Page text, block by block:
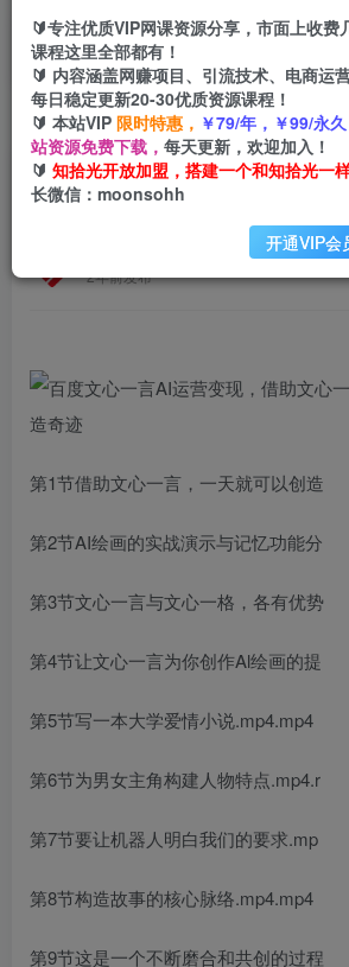
首页 创业课程 会员免费 正文
百度文心一言AI运营变现，借助
可以创造奇迹
2年前发布
第1节借助文心一言，一天就可以创造
第2节AI绘画的实战演示与记忆功能分
第3节文心一言与文心一格，各有优势
第4节让文心一言为你创作Al绘画的提
第5节写一本大学爱情小说.mp4.mp4
第6节为男女主角构建人物特点.mp4.r
第7节要让机器人明白我们的要求.mp
第8节构造故事的核心脉络.mp4.mp4
第9节这是一个不断磨合和共创的过程
🔰专注优质VIP网课资源分享，市面上收费
课程这里全部都有！
🔰 内容涵盖网赚项目、引流技术、电商运
每日稳定更新20-30优质资源课程！
🔰 本站VIP 限时特惠， ￥79/年，￥99/永
站资源免费下载， 每天更新，欢迎加入！
🔰 知拾光开放加盟，搭建一个和知拾光一
长微信：moonsohh
开通VIP会